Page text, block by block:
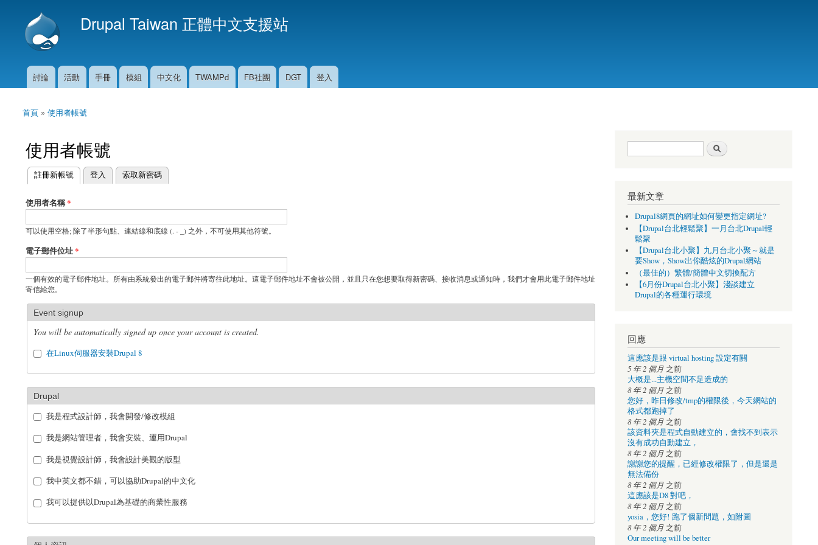
Drupal Taiwan 正體中文支援站
主選單
討論 活動 手冊 模組 中文化 TWAMPd FB社團 DGT 登入
您在這裡
首頁 » 使用者帳號
使用者帳號
主要索引標籤
註冊新帳號
(作用中頁籤) 登入 索取新密碼
使用者名稱*
可以使用空格; 除了半形句點、連結線和底線 (. - _) 之外，不可使用其他符號。
電子郵件位址*
一個有效的電子郵件地址。所有由系統發出的電子郵件將寄往此地址。這電子郵件地址不會被公開，並且只在您想要取得新密碼、接收消息或通知時，我們才會用此電子郵件地址
寄信給您。
Event signup
You will be automatically signed up once your account is created.
在Linux伺服器安裝Drupal 8
Drupal
我是程式設計師，我會開發/修改模組
我是網站管理者，我會安裝、運用Drupal
我是視覺設計師，我會設計美觀的版型
我中英文都不錯，可以協助Drupal的中文化
我可以提供以Drupal為基礎的商業性服務
搜尋表單
最新文章
Drupal8網頁的網址如何變更指定網址?
【Drupal台北輕鬆聚】一月台北Drupal輕
鬆聚
【Drupal台北小聚】九月台北小聚～就是
要Show，Show出你酷炫的Drupal網站
（最佳的）繁體/簡體中文切換配方
【6月份Drupal台北小聚】淺談建立
Drupal的各種運行環境
回應
這應該是跟 virtual hosting 設定有關
5 年 2 個月之前
大概是...主機空間不足造成的
8 年 2 個月之前
您好，昨日修改/tmp的權限後，今天網站的
格式都跑掉了
8 年 2 個月之前
該資料夾是程式自動建立的，會找不到表示
沒有成功自動建立，
8 年 2 個月之前
謝謝您的提醒，已經修改權限了，但是還是
無法備份
8 年 2 個月之前
這應該是D8 對吧，
8 年 2 個月之前
yosia，您好! 跑了個新問題，如附圖
8 年 2 個月之前
Our meeting will be better